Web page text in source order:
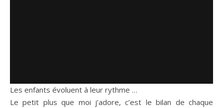
Les enfants évoluent à leur rythme …
Le petit plus que moi j’adore, c’est le bilan de chaque